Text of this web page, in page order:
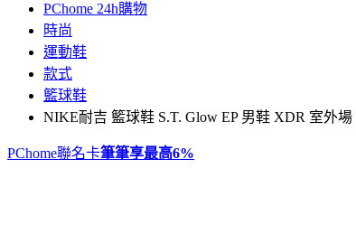
PChome 24h購物
時尚
運動鞋
款式
籃球鞋
NIKE耐吉 籃球鞋 S.T. Glow EP 男鞋 XDR 室外
PChome聯名卡筆筆享最高6%